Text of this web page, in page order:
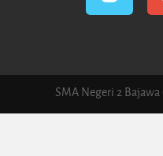
SMA Negeri 2